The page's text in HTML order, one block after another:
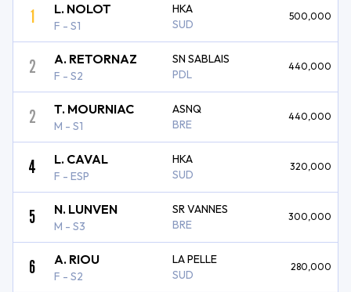
1 L. NOLOT
F - S1
HKA
SUD
500,000
2 A. RETORNAZ
F - S2
SN SABLAIS
PDL
440,000
2 T. MOURNIAC
M - S1
ASNQ
BRE
440,000
4 L. CAVAL
F - ESP
HKA
SUD
320,000
5 N. LUNVEN
M - S3
SR VANNES
BRE
300,000
6 A. RIOU
F - S2
LA PELLE
SUD
280,000